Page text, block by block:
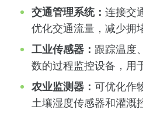
交通管理系统：连接交
优化交通流量，减少拥
工业传感器：跟踪温度
数的过程监控设备，用
农业监测器：可优化作
土壤湿度传感器和灌溉